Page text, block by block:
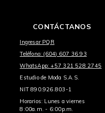
CONTÁCTANOS
Ingresar PQR
Teléfono: (604) 607 36 93
WhatsApp: +57 321 528 2745
Estudio de Moda S.A.S.
NIT 890.926.803-1
Horarios: Lunes a viernes
8:00a.m. - 6:00p.m.